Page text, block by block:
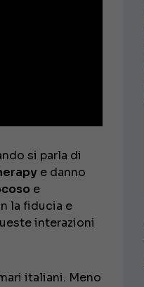
si parla di
e danno
e
la fiducia e
interazioni
italiani. Meno